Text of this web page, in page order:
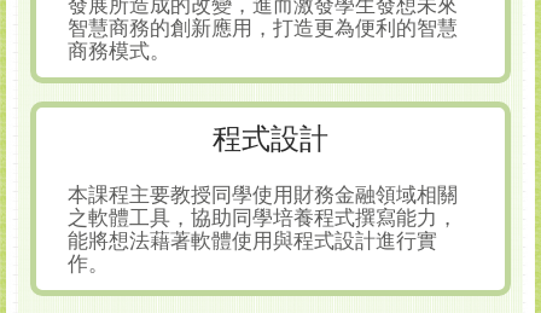
發展所造成的改變，進而激發學生發想未來
智慧商務的創新應用，打造更為便利的智慧
商務模式。
程式設計
本課程主要教授同學使用財務金融領域相關
之軟體工具，協助同學培養程式撰寫能力，
能將想法藉著軟體使用與程式設計進行實
作。